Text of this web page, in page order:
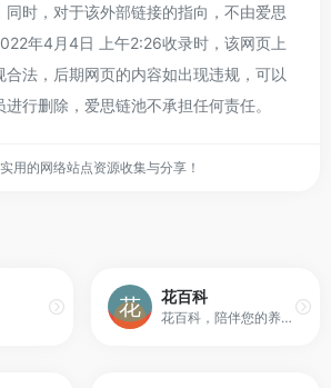
同时，对于该外部链接的指向，不由爱思
年4月4日 上午2:26收录时，该网页上
合法，后期网页的内容如出现违规，可以
行删除，爱思链池不承担任何责任。
用的网络站点资源收集与分享！
花百科
花百科，陪伴您的养花生活。达人和花友每日分享专业的养花知识、技巧和图片。让您30天成为养花达人！